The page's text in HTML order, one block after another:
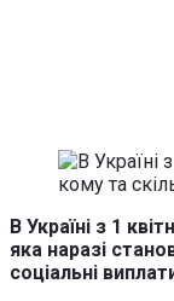
В Україні з 1
яка наразі
соціальні